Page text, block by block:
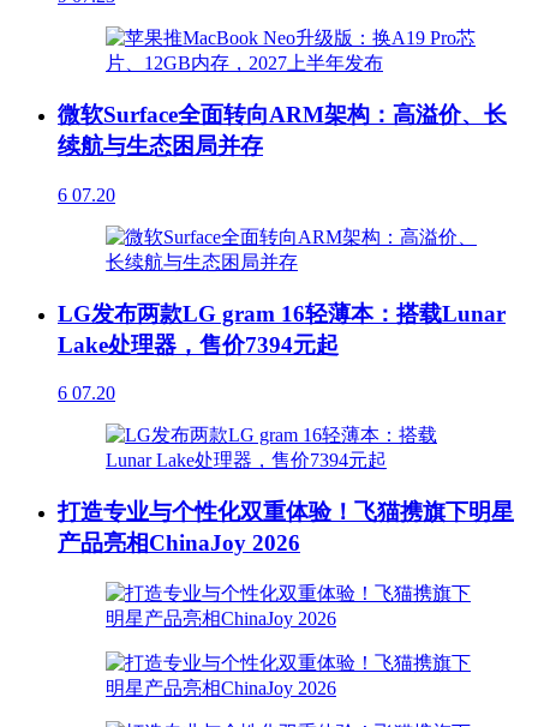
微软Surface全面转向ARM架构：高溢价、长
续航与生态困局并存
6 07.20
LG发布两款LG gram 16轻薄本：搭载Lunar
Lake处理器，售价7394元起
6 07.20
打造专业与个性化双重体验！飞猫携旗下明星
产品亮相ChinaJoy 2026